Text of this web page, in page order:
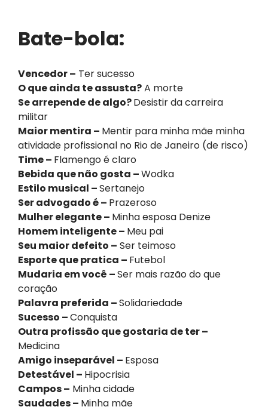
Bate-bola:
Vencedor – Ter sucesso
O que ainda te assusta?A morte
Se arrepende de algo?Desistir da carreira
militar
Maior mentira – Mentir para minha mãe minha
atividade profissional no Rio de Janeiro (de risco)
Time – Flamengo é claro
Bebida que não gosta –Wodka
Estilo musical –Sertanejo
Ser advogado é – Prazeroso
Mulher elegante – Minha esposa Denize
Homem inteligente – Meu pai
Seu maior defeito – Ser teimoso
Esporte que pratica – Futebol
Mudaria em você –Ser mais razão do que
coração
Palavra preferida –Solidariedade
Sucesso –Conquista
Outra profissão que gostaria de ter –
Medicina
Amigo inseparável – Esposa
Detestável – Hipocrisia
Campos – Minha cidade
Saudades – Minha mãe